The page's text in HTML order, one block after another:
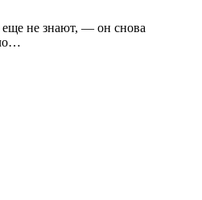
не знают, — он снова